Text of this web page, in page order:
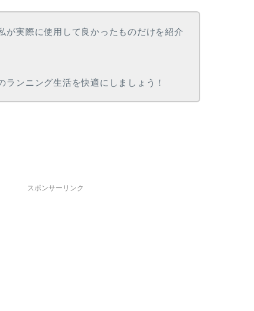
が実際に使用して良かったものだけを紹介
ランニング生活を快適にしましょう！
スポンサーリンク